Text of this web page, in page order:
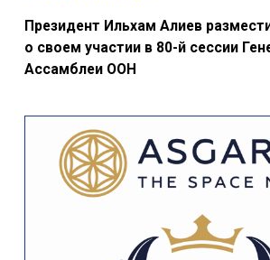
Президент Ильхам Алиев
о своем участии в 80-й сессии
Ассамблеи ООН